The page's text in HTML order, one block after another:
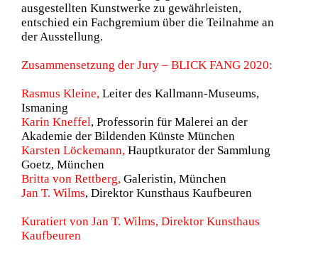
ausgestellten Kunstwerke zu gewährleisten,
entschied ein Fachgremium über die Teilnahme an
der Ausstellung.
Zusammensetzung der Jury – BLICK FANG 2020:
Rasmus Kleine, Leiter des Kallmann-Museums,
Ismaning
Karin Kneffel, Professorin für Malerei an der
Akademie der Bildenden Künste München
Karsten Löckemann, Hauptkurator der Sammlung
Goetz, München
Britta von Rettberg, Galeristin, München
Jan T. Wilms, Direktor Kunsthaus Kaufbeuren
Kuratiert von Jan T. Wilms, Direktor Kunsthaus
Kaufbeuren